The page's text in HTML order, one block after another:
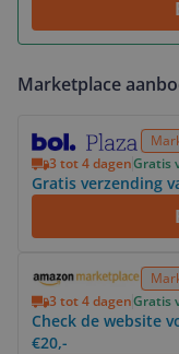
Marketplace
3 tot 4 dagenGratis
Gratis verzending
3 tot 4 dagenGratis
Check de website
€20,-